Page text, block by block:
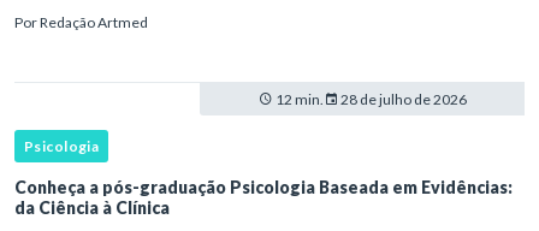
aprofundamento em ou a especializaçã
PorRedação Artmed
12 min. 28 de julho de 2026
Psicologia
Conheça a pós-graduação Psicologia Baseada em Evidências:
da Ciência à Clínica